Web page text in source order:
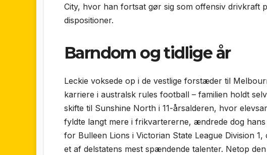
City, hvor han fortsat gør sig som offensiv
dispositioner.
Barndom og tidlige år
Leckie voksede op i de vestlige forstæder til
karriere i australsk rules football – familien holdt
skifte til Sunshine North i 11-årsalderen, hvor
fyldte langt mere i frikvartererne, ændrede dog
for Bulleen Lions i Victorian State League Division
et af delstatens mest spændende talenter. Netop